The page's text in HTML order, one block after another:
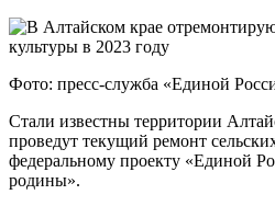
Фото: пресс-служба «Единой
Стали известны территории
проведут текущий ремонт
федеральному проекту «Единой
родины».